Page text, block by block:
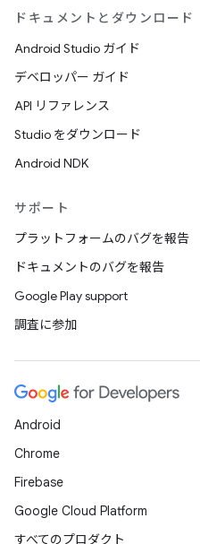
ドキュメントとダウンロード
Android Studio ガイド
デベロッパー ガイド
API リファレンス
Studio をダウンロード
Android NDK
サポート
プラットフォームのバグを報告
ドキュメントのバグを報告
Google Play support
調査に参加
Android
Chrome
Firebase
Google Cloud Platform
すべてのプロダクト